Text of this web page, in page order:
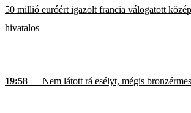
50 millió euróért igazolt francia válogatott
hivatalos
19:58 — Nem látott rá esélyt, mégis